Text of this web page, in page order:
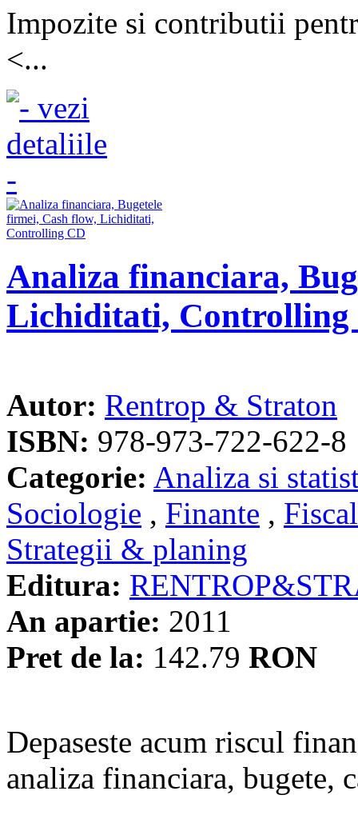
Impozite si contributii
<...
Analiza financiara,
Lichiditati, Controlling
Autor: Rentrop & Straton
ISBN: 978-973-722-622-8
Categorie: Analiza si
Sociologie , Finante ,
Strategii & planing
Editura:
An apartie: 2011
Pret de la: 142.79 RON
Depaseste acum riscul
analiza financiara,